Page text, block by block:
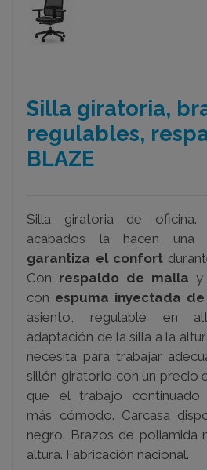
Silla giratoria,
regulables,
BLAZE
Silla giratoria de
acabados la hacen una
garantiza el confort
Con respaldo de malla y
con espuma inyectada
asiento, regulable en
adaptación de la silla a la
necesita para trabajar
sillón giratorio con un precio
que el trabajo
más cómodo. Carcasa
negro. Brazos de poliamida
altura. Fabricación nacional.